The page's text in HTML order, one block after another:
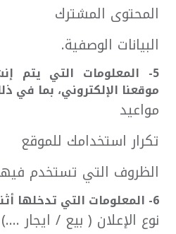
المحتوى المشترك
البيانات الوصفية.
5- المعلومات التي يتم
موقعنا الإلكتروني، بما في
مواعيد
تكرار استخدامك للموقع
الظروف التي تستخدم
6- المعلومات التي تدخلها أثناء إعلان عن عقار
نوع الإعلان ( بيع / ايجار ....)